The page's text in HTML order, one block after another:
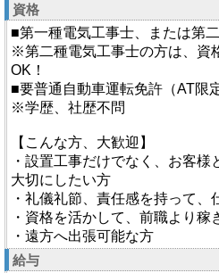
資格
■第一種電気工事士、または第
※第二種電気工事士の方は、資
OK！
■要普通自動車運転免許（AT限
※学歴、社歴不問
【こんな方、大歓迎】
・設置工事だけでなく、お客
大切にしたい方
・礼儀礼節、責任感を持って、
・資格を活かして、前職より稼
・遠方へ出張可能な方
給与